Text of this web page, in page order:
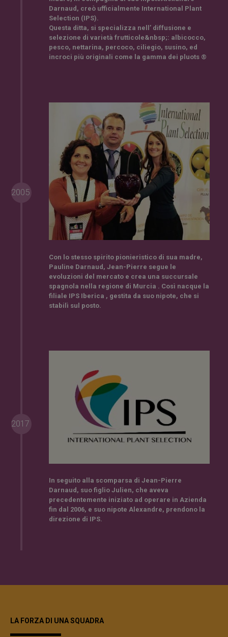
Darnaud , creò ufficialmente International Plant
Selection (IPS).
Questa ditta, si specializza nell’ diffusione e
selezione di varietà frutticole&nbsp;: albicocco,
pesco, nettarina, percoco, ciliegio, susino, ed
incroci più originali come la gamma dei pluots ®
2005
Con lo stesso spirito pionieristico di sua madre,
Pauline Darnaud, Jean-Pierre segue le
evoluzioni del mercato e crea una succursale
spagnola nella regione di Murcia . Così nacque la
filiale IPS Iberica , gestita da suo nipote, che si
stabilì sul posto.
2017
In seguito alla scomparsa di Jean-Pierre
Darnaud , suo figlio Julien, che aveva
precedentemente iniziato ad operare in Azienda
fin dal 2006, e suo nipote Alexandre, prendono la
direzione di IPS.
LA FORZA DI UNA SQUADRA